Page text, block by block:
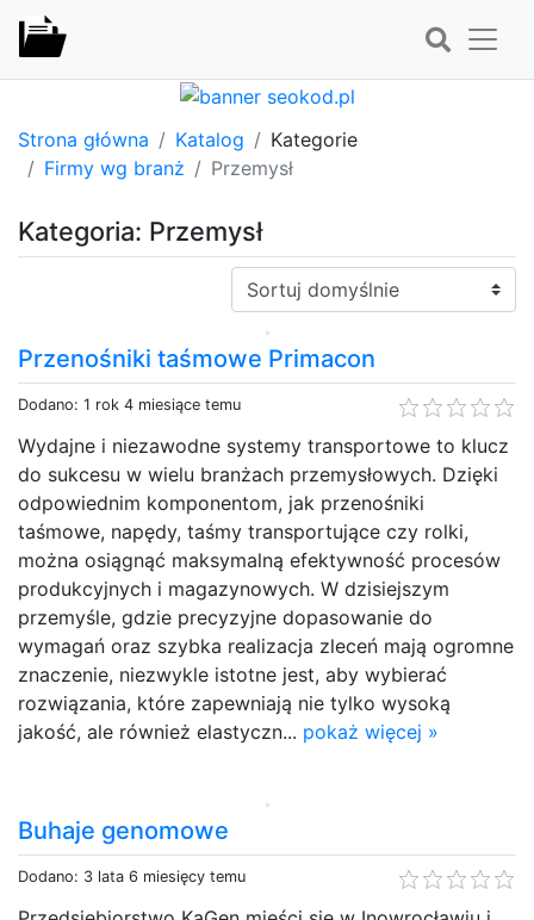
Strona główna Katalog
Kategorie
Firmy wg branż
Przemysł
Kategoria: Przemysł
Sortuj:
Przenośniki taśmowe Primacon
Dodano: 1 rok 4 miesiące temu
Wydajne i niezawodne systemy transportowe to klucz
do sukcesu w wielu branżach przemysłowych. Dzięki
odpowiednim komponentom, jak przenośniki
taśmowe, napędy, taśmy transportujące czy rolki,
można osiągnąć maksymalną efektywność procesów
produkcyjnych i magazynowych. W dzisiejszym
przemyśle, gdzie precyzyjne dopasowanie do
wymagań oraz szybka realizacja zleceń mają ogromne
znaczenie, niezwykle istotne jest, aby wybierać
rozwiązania, które zapewniają nie tylko wysoką
jakość, ale również elastyczn... pokaż więcej »
Buhaje genomowe
Dodano: 3 lata 6 miesięcy temu